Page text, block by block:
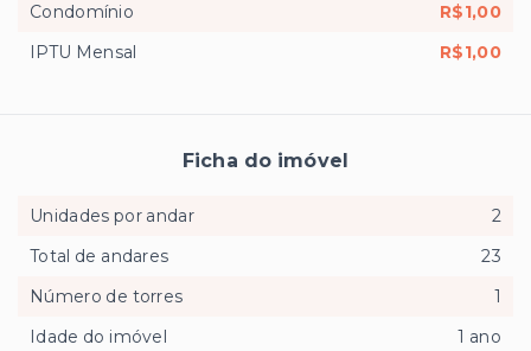
Condomínio
R$1,00
IPTU Mensal
R$1,00
Ficha do imóvel
Unidades por andar
2
Total de andares
23
Número de torres
1
Idade do imóvel
1 ano